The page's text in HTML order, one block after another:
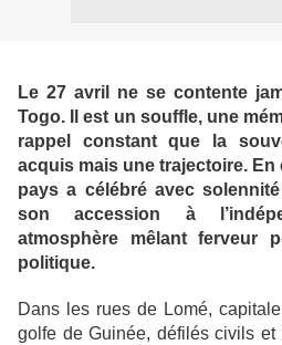
Le 27 avril ne se contente
Togo. Il est un souffle, une
rappel constant que la
acquis mais une trajectoire. En
pays a célébré avec
son accession à
atmosphère mêlant ferveur
politique.
Dans les rues de Lomé,
golfe de Guinée, défilés civils et